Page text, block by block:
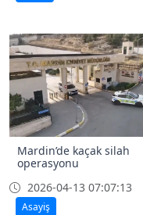
Mardin’de kaçak silah
operasyonu
2026-04-13 07:07:13
Asayiş